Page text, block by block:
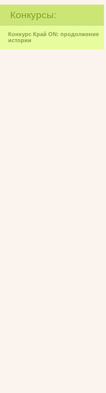
Конкурсы:
Конкурс Край ON: продолжение
истории